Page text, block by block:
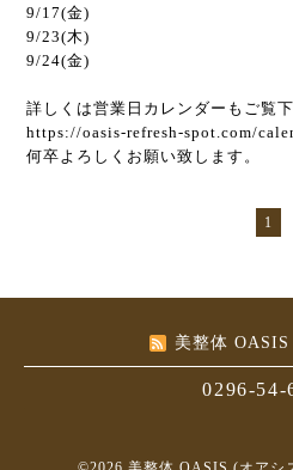
9/17(金)
9/23(木)
9/24(金)
詳しくは営業日カレンダーもご覧
https://oasis-refresh-spot.com/
何卒よろしくお願い致します。
1
美整体
0296-54-